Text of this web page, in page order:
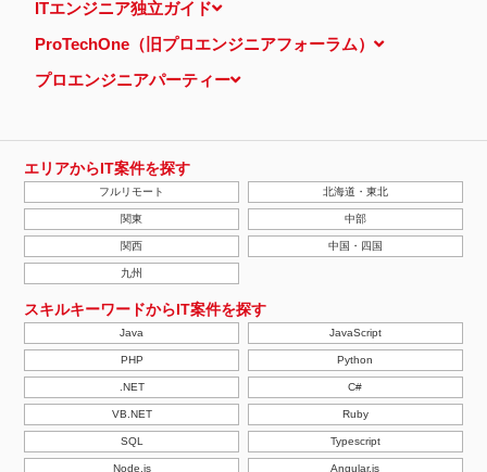
し、特定のサイトにおいて行動ターゲティング広告（サイト閲覧情
報などをもとにユーザーの興味・関心にあわせて広告を配信する広
告手法）を行っております。 その際、ユーザーのサイト訪問履歴
情報を採取するためCookieを使用しています（ただし、個人を特
定・識別できるような情報は一切含まれておりません）。
正、その他個人情報の安全管理のために必要かつ適切な措置を講じ
ます。
当社の個人情報の取扱いに関する苦情、相談等の問合せ先
株式会社ＰＥ－ＢＡＮＫ 個人情報相談窓口
FAX：03-3446-4180
Email：privacy@mcea.co.jp
【2019年10月7日 改訂】
ITエンジニア独立ガイド
ProTechOne（旧プロエンジニアフォーラム）
プロエンジニアパーティー
エリアからIT案件を探す
フルリモート 北海道・東北
関東 中部
関西 中国・四国
九州
スキルキーワードからIT案件を探す
Java JavaScript
PHP Python
.NET C#
VB.NET Ruby
SQL Typescript
Node.js Angular.js